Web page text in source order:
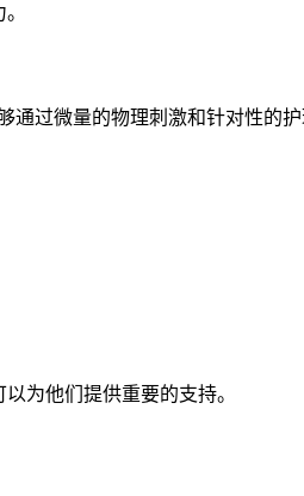
通过微量的物理刺激和针对性的
为他们提供重要的支持。